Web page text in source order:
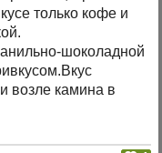
только кофе и
шоколадной
возле камина в